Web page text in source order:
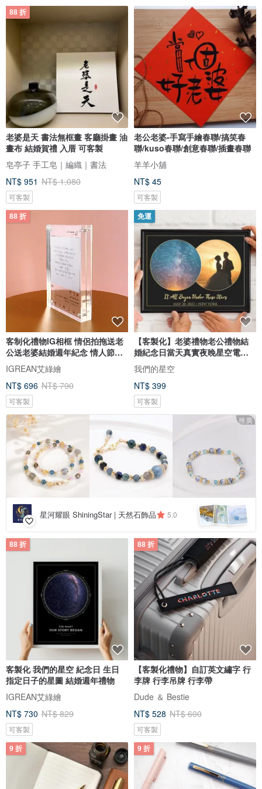
88 折
老婆是天 書法無框畫 客廳掛畫 油
畫布 結婚賀禮 入厝 可客製
皂亭子 手工皂｜編織｜書法
NT$ 951 NT$ 1,080
可客製
老公老婆-手寫手繪春聯/搞笑春
聯/kuso春聯/創意春聯/插畫春聯
羊羊小舖
NT$ 45
可客製
88 折
客制化禮物IG相框 情侶拍拖送老
公送老婆結婚週年紀念 情人節禮
盒
IGREAN艾綠繪
NT$ 696 NT$ 790
可客製
免運
【客製化】老婆禮物老公禮物結
婚紀念日當天真實夜晚星空電子
圖檔
我們的星空
NT$ 399
可客製
推廣
星河耀眼 ShiningStar | 天然石飾品 5.0
88 折
客製化 我們的星空 紀念日 生日
指定日子的星圖 結婚週年禮物
IGREAN艾綠繪
NT$ 730 NT$ 829
可客製
88 折
【客製化禮物】自訂英文繡字 行
李牌 行李吊牌 行李帶
Dude ＆ Bestie
NT$ 528 NT$ 600
可客製
9 折 9 折